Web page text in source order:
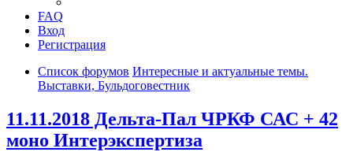
FAQ
Вход
Регистрация
Список форумов Интересные и актуальные темы.
Выставки, Бульдоговестник
11.11.2018 Дельта-Пал ЧРКФ САС + 42
моно Интерэкспертиза